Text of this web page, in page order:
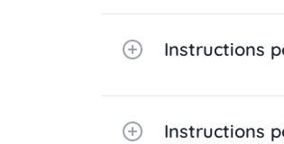
Instructions
Instructions